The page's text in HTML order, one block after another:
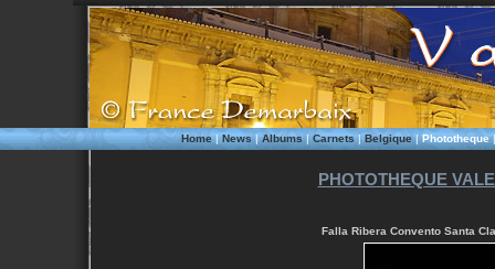
Home|News|Albums|Carnets|Belgique|Phototheque
PHOTOTHEQUE
Falla Ribera Convento Santa